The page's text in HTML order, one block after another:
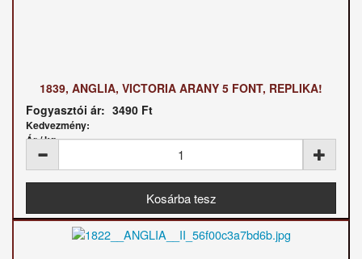
1839, ANGLIA, VICTORIA ARANY 5 FONT, REPLIKA!
Fogyasztói ár: 3490 Ft
Kedvezmény:
Ár / kg: